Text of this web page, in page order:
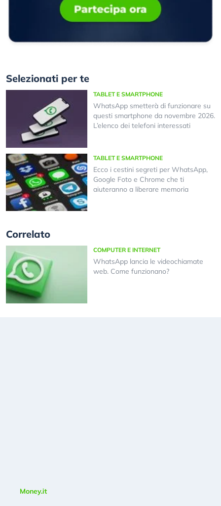
Selezionati per te
TABLET E SMARTPHONE
WhatsApp smetterà di funzionare su
questi smartphone da novembre 2026.
L’elenco dei telefoni interessati
TABLET E SMARTPHONE
Ecco i cestini segreti per WhatsApp,
Google Foto e Chrome che ti
aiuteranno a liberare memoria
Correlato
COMPUTER E INTERNET
WhatsApp lancia le videochiamate
web. Come funzionano?
Money.it